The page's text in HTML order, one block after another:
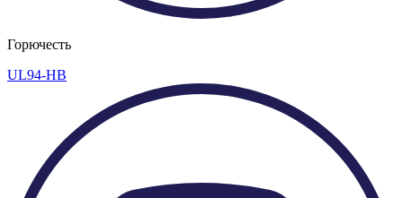
Горючесть
UL94-HB